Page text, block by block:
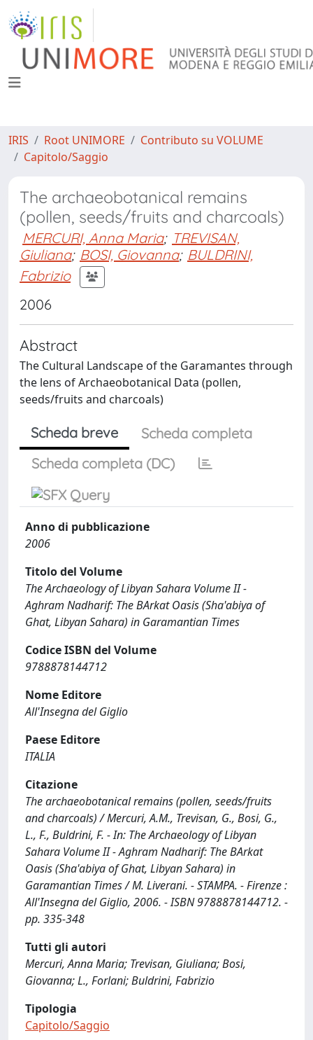
IRIS Root UNIMORE
Contributo su VOLUME
Capitolo/Saggio
The archaeobotanical remains
(pollen, seeds/fruits and charcoals)
MERCURI, Anna Maria; TREVISAN,
Giuliana; BOSI, Giovanna; BULDRINI,
Fabrizio
2006
Abstract
The Cultural Landscape of the Garamantes through
the lens of Archaeobotanical Data (pollen,
seeds/fruits and charcoals)
Scheda breve
Scheda completa
Scheda completa (DC)
Anno di pubblicazione
2006
Titolo del Volume
The Archaeology of Libyan Sahara Volume II -
Aghram Nadharif: The BArkat Oasis (Sha'abiya of
Ghat, Libyan Sahara) in Garamantian Times
Codice ISBN del Volume
9788878144712
Nome Editore
All'Insegna del Giglio
Paese Editore
ITALIA
Citazione
The archaeobotanical remains (pollen, seeds/fruits
and charcoals) / Mercuri, A.M., Trevisan, G., Bosi, G.,
L., F., Buldrini, F. - In: The Archaeology of Libyan
Sahara Volume II - Aghram Nadharif: The BArkat
Oasis (Sha'abiya of Ghat, Libyan Sahara) in
Garamantian Times / M. Liverani. - STAMPA. - Firenze :
All'Insegna del Giglio, 2006. - ISBN 9788878144712. -
pp. 335-348
Tutti gli autori
Mercuri, Anna Maria; Trevisan, Giuliana; Bosi,
Giovanna; L., Forlani; Buldrini, Fabrizio
Tipologia
Capitolo/Saggio